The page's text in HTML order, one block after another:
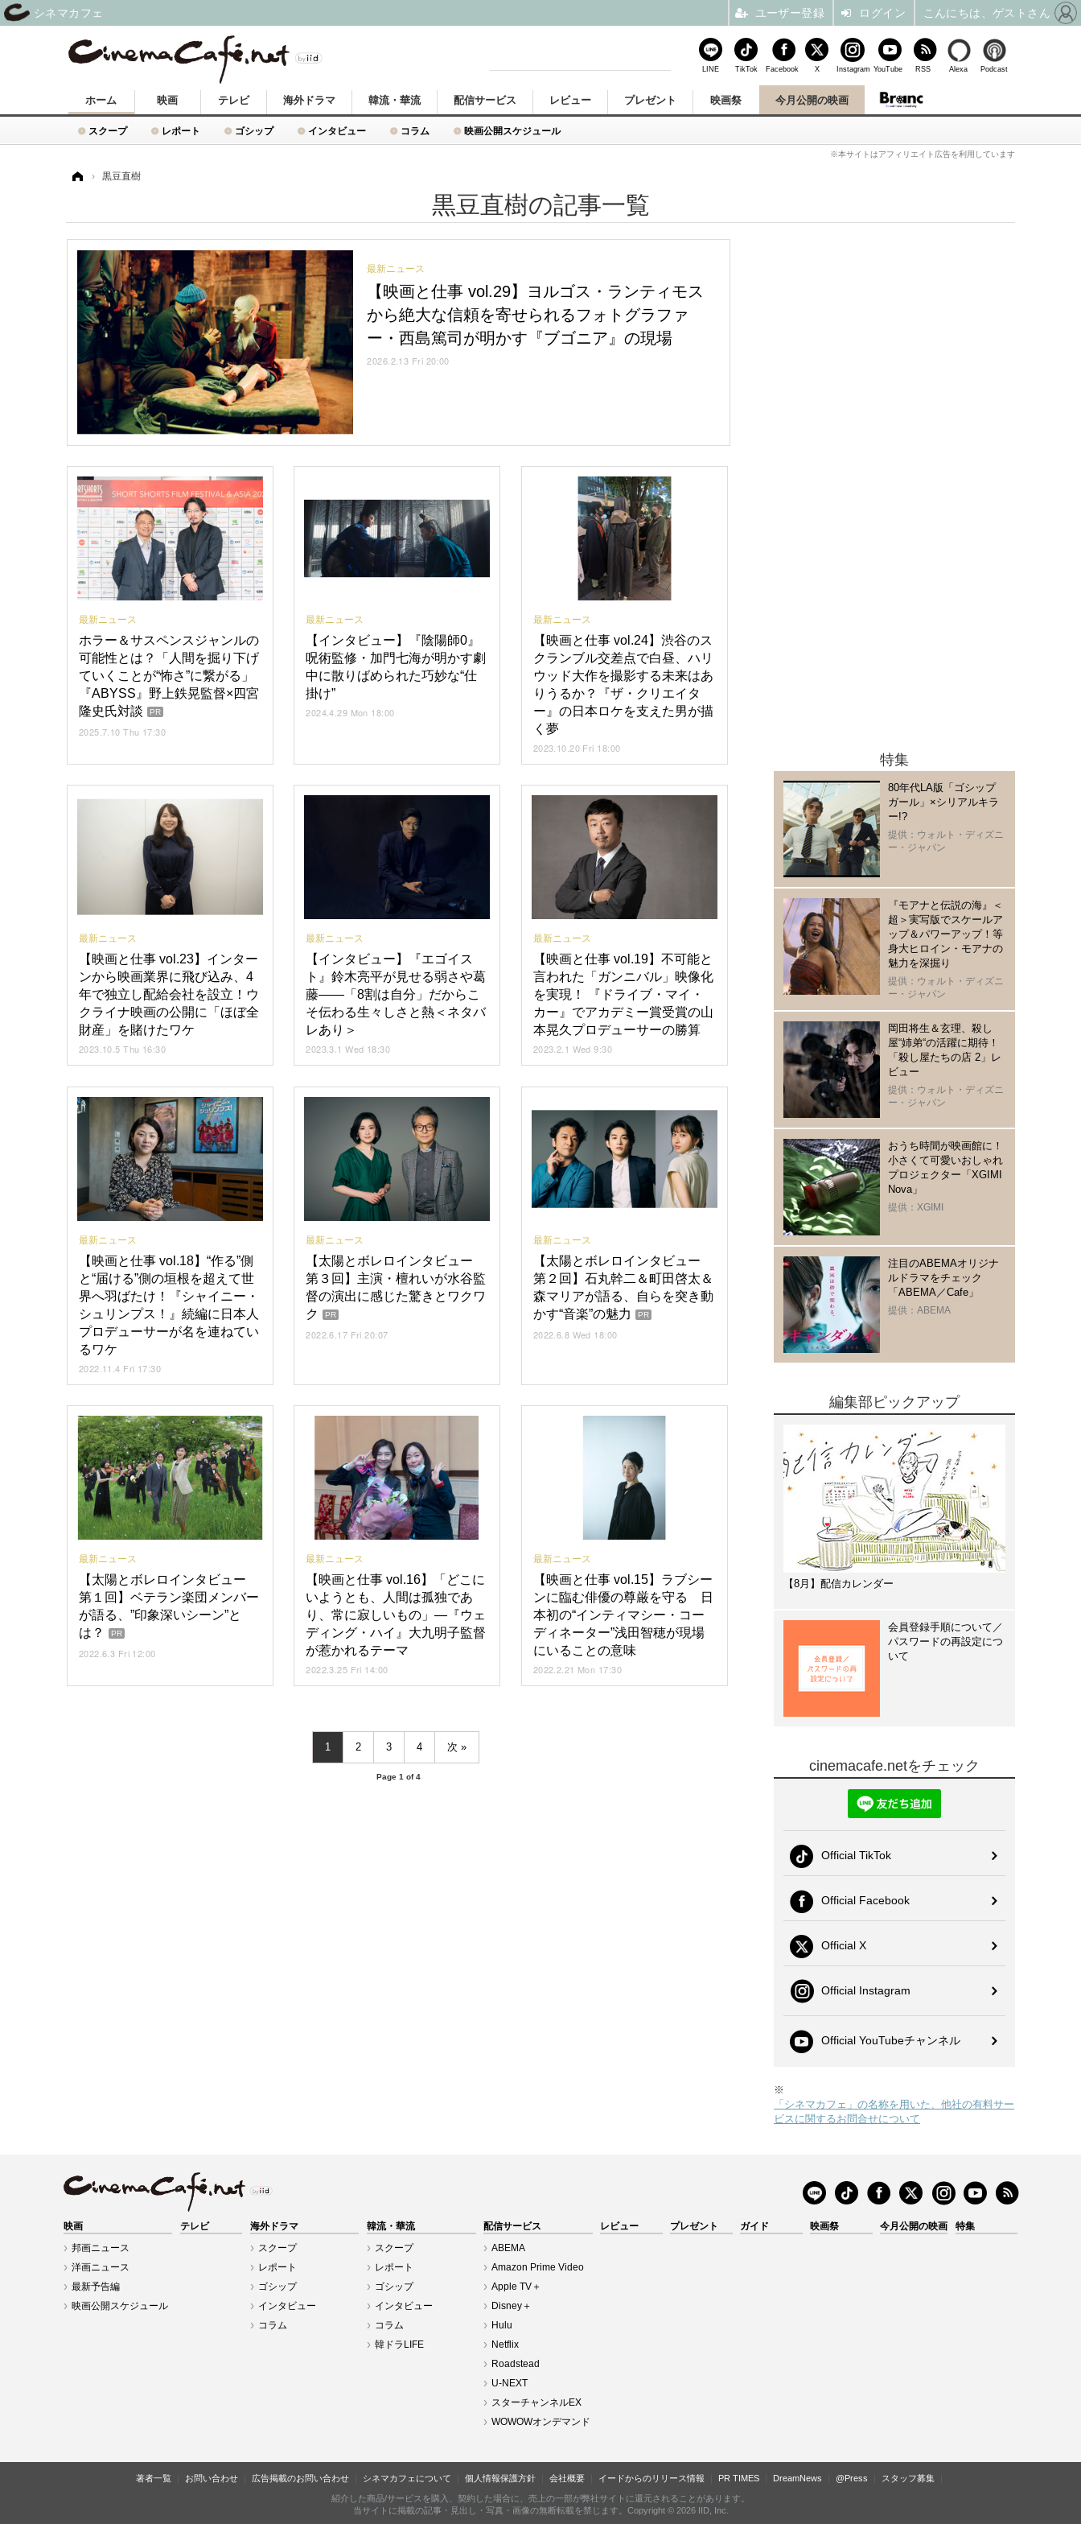
ホーム
スクープ レポート ゴシップ インタビュー コラム 映画公開スケジュール
映画 テレビ 海外ドラマ 韓流・華流 配信サービス レビュー プレゼント 映画祭 今月公開の映画
※本サイトはアフィリエイト広告を利用しています
› 黒豆直樹
黒豆直樹の記事一覧
最新ニュース
【映画と仕事 vol.29】ヨルゴス・ランティモス
から絶大な信頼を寄せられるフォトグラファ
ー・西島篤司が明かす『ブゴニア』の現場
2026.2.13 Fri 20:00
最新ニュース
ホラー＆サスペンスジャンルの
可能性とは？「人間を掘り下げ
ていくことが“怖さ”に繋がる」
『ABYSS』野上鉄晃監督×四宮
隆史氏対談
PR
2025.7.10 Thu 17:30
最新ニュース
【インタビュー】『陰陽師0』
呪術監修・加門七海が明かす劇
中に散りばめられた巧妙な“仕
掛け”
2024.4.29 Mon 18:00
最新ニュース
【映画と仕事 vol.24】渋谷のス
クランブル交差点で白昼、ハリ
ウッド大作を撮影する未来はあ
りうるか？『ザ・クリエイタ
ー』の日本ロケを支えた男が描
く夢
2023.10.20 Fri 18:00
最新ニュース
【映画と仕事 vol.23】インター
ンから映画業界に飛び込み、4
年で独立し配給会社を設立！ウ
クライナ映画の公開に「ほぼ全
財産」を賭けたワケ
2023.10.5 Thu 16:30
最新ニュース
【インタビュー】『エゴイス
ト』鈴木亮平が見せる弱さや葛
藤――「8割は自分」だからこ
そ伝わる生々しさと熱＜ネタバ
レあり＞
2023.3.1 Wed 18:30
最新ニュース
【映画と仕事 vol.19】不可能と
言われた「ガンニバル」映像化
を実現！ 『ドライブ・マイ・
カー』でアカデミー賞受賞の山
本晃久プロデューサーの勝算
2023.2.1 Wed 9:30
最新ニュース
【映画と仕事 vol.18】“作る”側
と“届ける”側の垣根を超えて世
界へ羽ばたけ！『シャイニー・
シュリンプス！』続編に日本人
プロデューサーが名を連ねてい
るワケ
2022.11.4 Fri 17:30
最新ニュース
【太陽とボレロインタビュー
第３回】主演・檀れいが水谷監
督の演出に感じた驚きとワクワ
ク
PR
2022.6.17 Fri 20:07
最新ニュース
【太陽とボレロインタビュー
第２回】石丸幹二＆町田啓太＆
森マリアが語る、自らを突き動
かす“音楽”の魅力
PR
2022.6.8 Wed 18:00
最新ニュース
【太陽とボレロインタビュー
第１回】ベテラン楽団メンバー
が語る、”印象深いシーン”と
は？
PR
2022.6.3 Fri 12:00
最新ニュース
【映画と仕事 vol.16】「どこに
いようとも、人間は孤独であ
り、常に寂しいもの」―『ウェ
ディング・ハイ』大九明子監督
が惹かれるテーマ
2022.3.25 Fri 14:00
最新ニュース
【映画と仕事 vol.15】ラブシー
ンに臨む俳優の尊厳を守る 日
本初の“インティマシー・コー
ディネーター”浅田智穂が現場
にいることの意味
2022.2.21 Mon 17:30
1 2 3 4 次
Page 1 of 4
特集
80年代LA版「ゴシップ
ガール」×シリアルキラ
ー!?
提供：ウォルト・ディズニ
ー・ジャパン
『モアナと伝説の海』＜
超＞実写版でスケールア
ップ＆パワーアップ！等
身大ヒロイン・モアナの
魅力を深掘り
提供：ウォルト・ディズニ
ー・ジャパン
岡田将生＆玄理、殺し
屋“姉弟“の活躍に期待！
「殺し屋たちの店 2」レ
ビュー
提供：ウォルト・ディズニ
ー・ジャパン
おうち時間が映画館に！
小さくて可愛いおしゃれ
プロジェクター「XGIMI
Nova」
提供：XGIMI
注目のABEMAオリジナ
ルドラマをチェック
「ABEMA／Cafe」
提供：ABEMA
編集部ピックアップ
【8月】配信カレンダー
会員登録手順について／
パスワードの再設定につ
いて
cinemacafe.netをチェック
Official TikTok
Official Facebook
Official X
Official Instagram
Official YouTubeチャンネル
※
「シネマカフェ」の名称を用いた、他社の有料サー
ビスに関するお問合せについて
映画
邦画ニュース
洋画ニュース
最新予告編
映画公開スケジュール
テレビ
海外ドラマ
スクープ
レポート
ゴシップ
インタビュー
コラム
韓流・華流
スクープ
レポート
ゴシップ
インタビュー
コラム
韓ドラLIFE
配信サービス
ABEMA
Amazon Prime Video
Apple TV＋
Disney＋
Hulu
Netflix
Roadstead
U-NEXT
スターチャンネルEX
WOWOWオンデマンド
レビュー プレゼント ガイド 映画祭 今月公開の映画 特集
著者一覧 お問い合わせ 広告掲載のお問い合わせ シネマカフェについて 個人情報保護方針 会社概要 イードからのリリース情報 PR TIMES DreamNews @Press スタッフ募集
紹介した商品/サービスを購入、契約した場合に、売上の一部が弊社サイトに還元されることがあります。
当サイトに掲載の記事・見出し・写真・画像の無断転載を禁じます。Copyright © 2026 IID, Inc.
LINE TikTok Facebook X Instagram YouTube RSS Alexa Podcast
シネマカフェ ユーザー登録 ログイン こんにちは、ゲストさん